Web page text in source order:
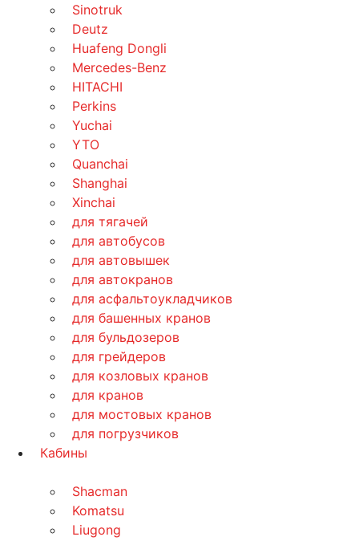
Sinotruk
Deutz
Huafeng Dongli
Mercedes-Benz
HITACHI
Perkins
Yuchai
YTO
Quanchai
Shanghai
Xinchai
для тягачей
для автобусов
для автовышек
для автокранов
для асфальтоукладчиков
для башенных кранов
для бульдозеров
для грейдеров
для козловых кранов
для кранов
для мостовых кранов
для погрузчиков
Кабины
Shacman
Komatsu
Liugong